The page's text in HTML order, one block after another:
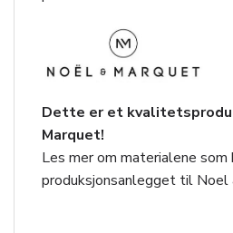
Dette er et
Marquet!
Les mer om materialene
produksjonsanlegget til Noel